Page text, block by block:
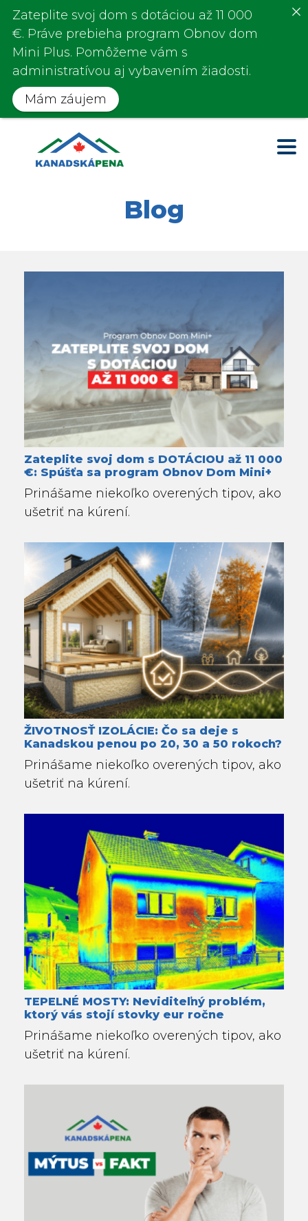
Blog
Zateplite svoj dom s DOTÁCIOU až 11 000
€: Spúšťa sa program Obnov Dom Mini+
Prinášame niekoľko overených tipov, ako
ušetriť na kúrení.
ŽIVOTNOSŤ IZOLÁCIE: Čo sa deje s
Kanadskou penou po 20, 30 a 50 rokoch?
Prinášame niekoľko overených tipov, ako
ušetriť na kúrení.
TEPELNÉ MOSTY: Neviditeľný problém,
ktorý vás stojí stovky eur ročne
Prinášame niekoľko overených tipov, ako
ušetriť na kúrení.
Zateplite svoj dom s dotáciou až 11 000
€. Práve prebieha program Obnov dom
Mini Plus. Pomôžeme vám s
administratívou aj vybavením žiadosti.
Mám záujem